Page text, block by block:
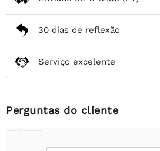
30 dias de reflexão
Serviço excelente
Perguntas do cliente